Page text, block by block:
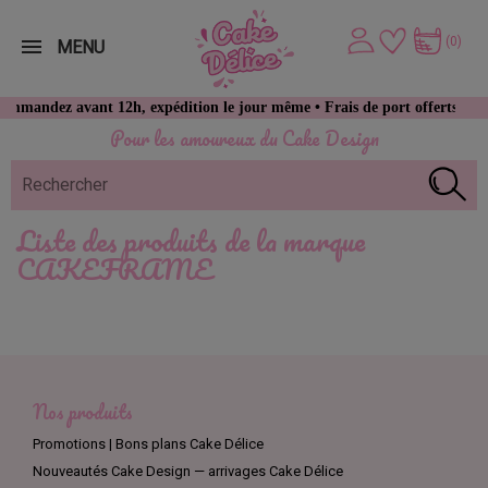
Pour les amoureux du Cake Design
avant 12h, expédition le jour même • Frais de port offerts dès
(0)
MENU
Liste des produits de la marque
CAKEFRAME
Nos produits
Promotions | Bons plans Cake Délice
Nouveautés Cake Design — arrivages Cake Délice